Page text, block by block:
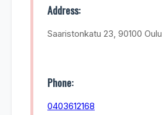
Address:
Saaristonkatu 23, 90100 Oulu
Phone:
0403612168